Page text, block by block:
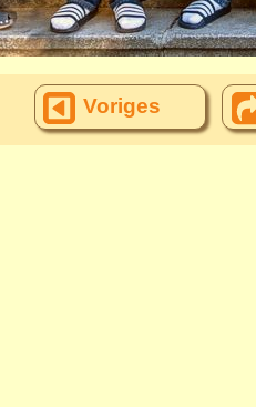
Voriges